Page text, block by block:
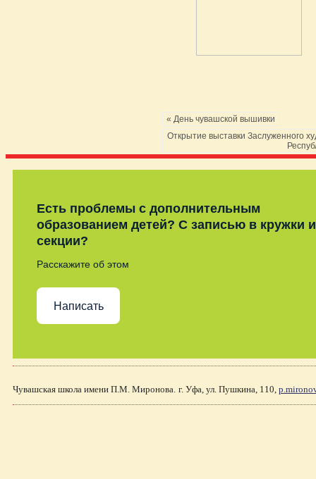
« День чувашской вышивки
Открытие выставки Заслуженного
Есть проблемы с дополнительным
образованием детей? С записью в кружки и
секции?
Расскажите об этом
Написать
Чувашская школа имени П.М. Миронова. г. Уфа, ул. Пушкина, 110,